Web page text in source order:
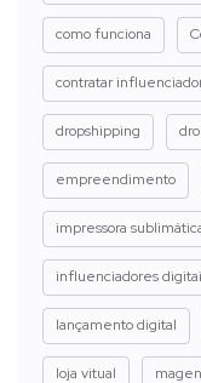
como funciona
contratar
dropshipping
empreendimento
impressora
influenciadores
lançamento digital
loja vitual